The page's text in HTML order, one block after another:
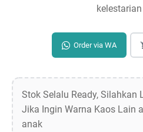
Order via WA
Stok Selalu Ready, Silahkan
Jika Ingin Warna Kaos Lain
anak